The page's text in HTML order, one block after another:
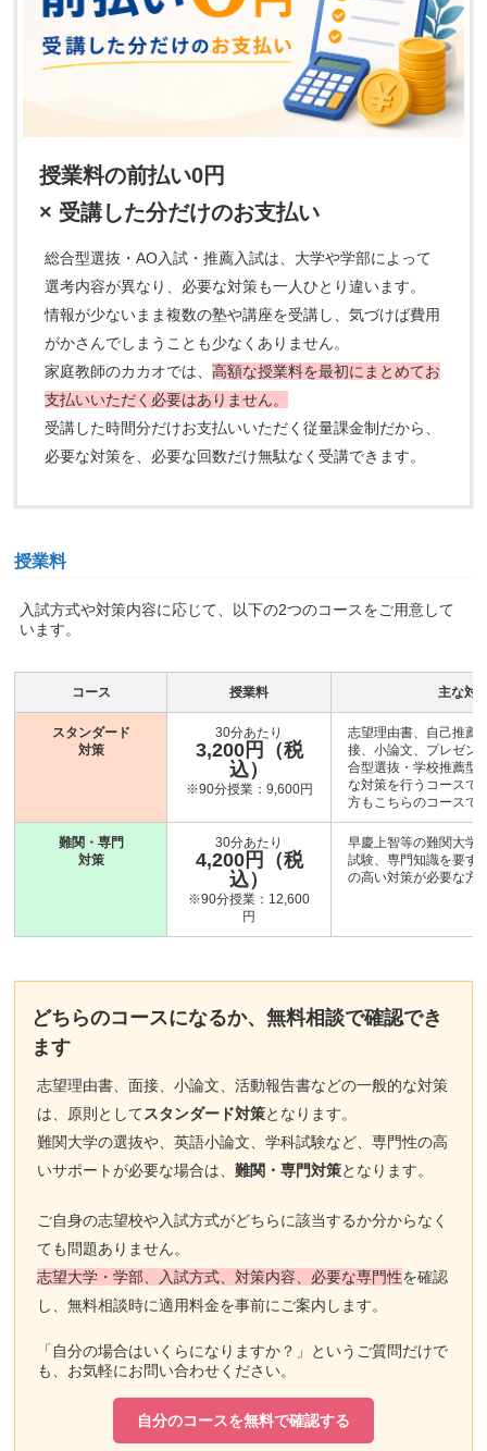
授業料の前払い0円
× 受講した分だけのお支払い
総合型選抜・AO入試・推薦入試は、大学や学部によって
選考内容が異なり、必要な対策も一人ひとり違います。
情報が少ないまま複数の塾や講座を受講し、気づけば費用
がかさんでしまうことも少なくありません。
家庭教師のカカオでは、高額な授業料を最初にまとめてお
支払いいただく必要はありません。
受講した時間分だけお支払いいただく従量課金制だから、
必要な対策を、必要な回数だけ無駄なく受講できます。
授業料
入試方式や対策内容に応じて、以下の2つのコースをご用意して
います。
コース 授業料 主な対
スタンダード
対策
30分あたり
3,200円（税
込）
※90分授業：9,600円
志望理由書、自己推薦
接、小論文、プレゼン
合型選抜・学校推薦型
な対策を行うコースで
方もこちらのコースで
難関・専門
対策
30分あたり
4,200円（税
込）
※90分授業：12,600
円
早慶上智等の難関大学
試験、専門知識を要す
の高い対策が必要な方
どちらのコースになるか、無料相談で確認でき
ます
志望理由書、面接、小論文、活動報告書などの一般的な対策
は、原則としてスタンダード対策となります。
難関大学の選抜や、英語小論文、学科試験など、専門性の高
いサポートが必要な場合は、難関・専門対策となります。
ご自身の志望校や入試方式がどちらに該当するか分からなく
ても問題ありません。
志望大学・学部、入試方式、対策内容、必要な専門性を確認
し、無料相談時に適用料金を事前にご案内します。
「自分の場合はいくらになりますか？」というご質問だけで
も、お気軽にお問い合わせください。
自分のコースを無料で確認する